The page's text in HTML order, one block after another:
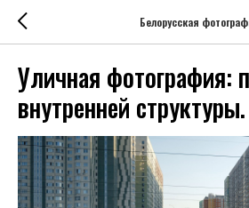
Белорусская
Уличная фотография:
внутренней структуры.